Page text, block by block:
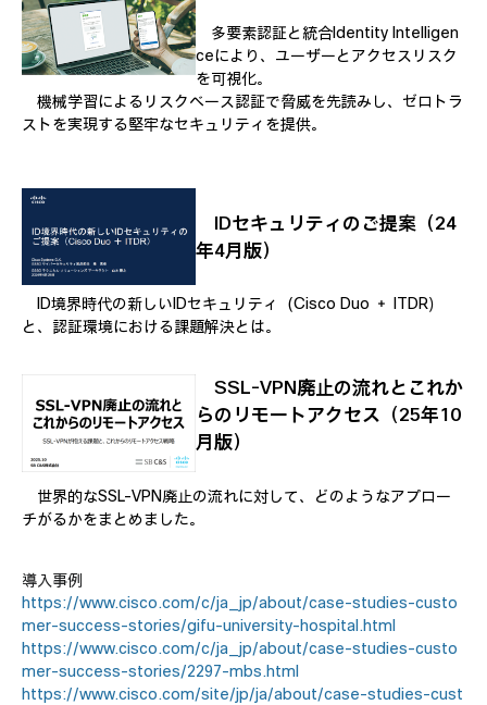
多要素認証と統合Identity Intelligen
ceにより、ユーザーとアクセスリスク
を可視化。
機械学習によるリスクベース認証で脅威を先読みし、ゼロトラ
ストを実現する堅牢なセキュリティを提供。
IDセキュリティのご提案（24
年4月版）
ID境界時代の新しいIDセキュリティ（Cisco Duo ＋ ITDR）
と、認証環境における課題解決とは。
SSL-VPN廃止の流れとこれか
らのリモートアクセス（25年10
月版）
世界的なSSL-VPN廃止の流れに対して、どのようなアプロー
チがるかをまとめました。
導入事例
https://www.cisco.com/c/ja_jp/about/case-studies-custo
mer-success-stories/gifu-university-hospital.html
https://www.cisco.com/c/ja_jp/about/case-studies-custo
mer-success-stories/2297-mbs.html
https://www.cisco.com/site/jp/ja/about/case-studies-cust